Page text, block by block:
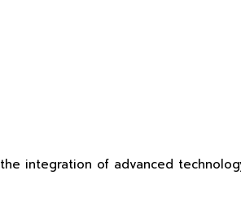
integration of advanced